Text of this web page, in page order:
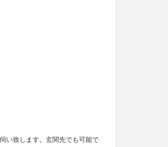
い致します。玄関先でも可能で